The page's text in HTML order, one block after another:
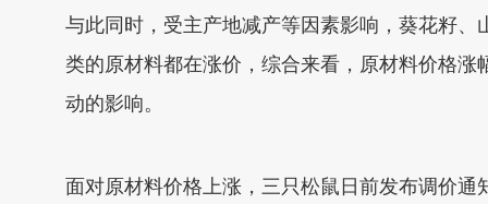
与此同时，受主产地减产等因素影响，葵花籽
类的原材料都在涨价，综合来看，原材料价格
动的影响。
面对原材料价格上涨，三只松鼠日前发布调价